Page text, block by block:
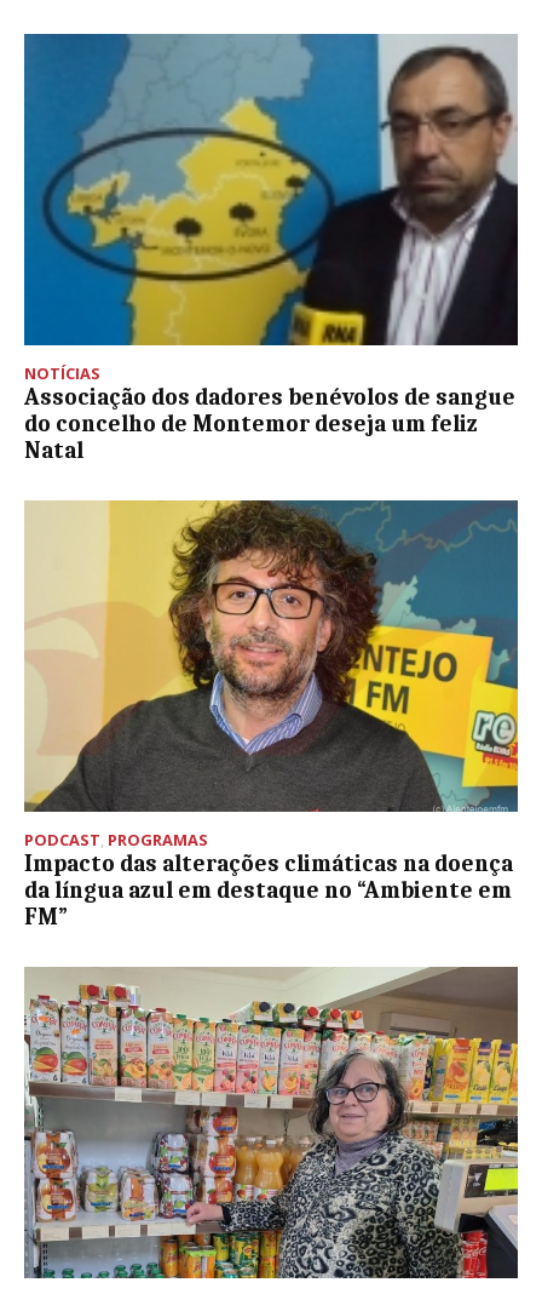
NOTÍCIAS
Associação dos dadores benévolos de sangue
do concelho de Montemor deseja um feliz
Natal
PODCAST, PROGRAMAS
Impacto das alterações climáticas na doença
da língua azul em destaque no “Ambiente em
FM”